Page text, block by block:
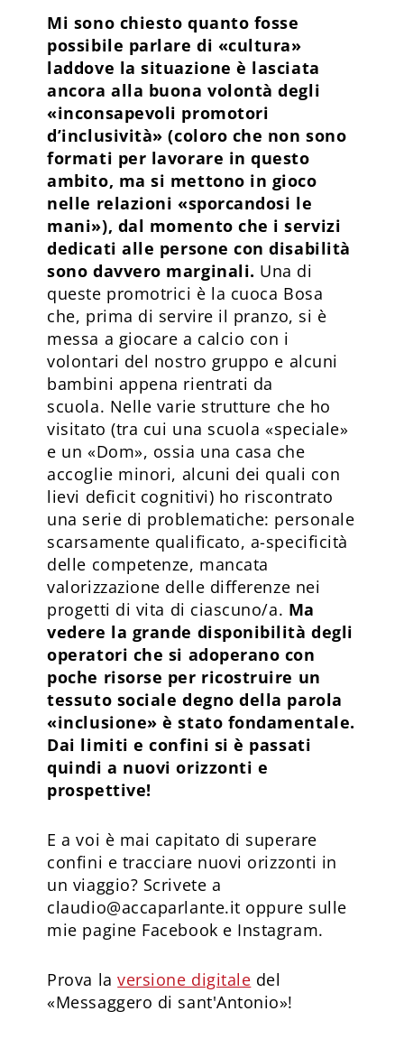
Mi sono chiesto quanto fosse
possibile parlare di «cultura»
laddove la situazione è lasciata
ancora alla buona volontà degli
«inconsapevoli promotori
d’inclusività» (coloro che non sono
formati per lavorare in questo
ambito, ma si mettono in gioco
nelle relazioni «sporcandosi le
mani»), dal momento che i servizi
dedicati alle persone con disabilità
sono davvero marginali. Una di
queste promotrici è la cuoca Bosa
che, prima di servire il pranzo, si è
messa a giocare a calcio con i
volontari del nostro gruppo e alcuni
bambini appena rientrati da
scuola. Nelle varie strutture che ho
visitato (tra cui una scuola «speciale»
e un «Dom», ossia una casa che
accoglie minori, alcuni dei quali con
lievi deficit cognitivi) ho riscontrato
una serie di problematiche: personale
scarsamente qualificato, a-specificità
delle competenze, mancata
valorizzazione delle differenze nei
progetti di vita di ciascuno/a. Ma
vedere la grande disponibilità degli
operatori che si adoperano con
poche risorse per ricostruire un
tessuto sociale degno della parola
«inclusione» è stato fondamentale.
Dai limiti e confini si è passati
quindi a nuovi orizzonti e
prospettive!
E a voi è mai capitato di superare
confini e tracciare nuovi orizzonti in
un viaggio? Scrivete a
claudio@accaparlante.it oppure sulle
mie pagine Facebook e Instagram.
Prova laversione digitale del
«Messaggero di sant'Antonio»!